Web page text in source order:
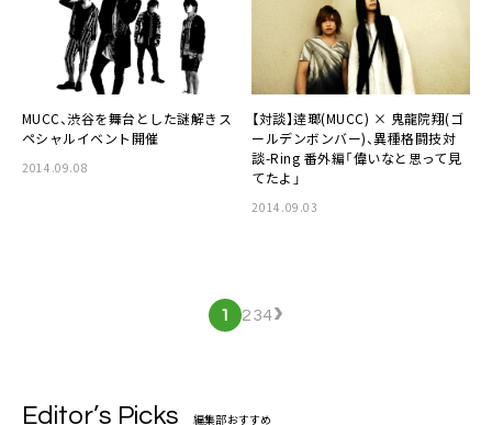
MUCC、渋谷を舞台とした謎解きス
ペシャルイベント開催
2014.09.08
【対談】逹瑯(MUCC) × 鬼龍院翔(ゴ
ールデンボンバー)、異種格闘技対
談-Ring 番外編「偉いなと思って見
てたよ」
2014.09.03
1 234›
Editor’s Picks 編集部おすすめ